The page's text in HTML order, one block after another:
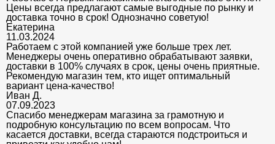
Цены всегда предлагают самые выгодные по рынку и
доставка точно в срок! Однозначно советую!
Екатерина
11.03.2024
Работаем с этой компанией уже больше трех лет.
Менеджеры очень оперативно обрабатывают заявки,
доставки в 100% случаях в срок, цены очень приятные.
Рекомендую магазин тем, кто ищет оптимальный
вариант цена-качество!
Иван Д.
07.09.2023
Спасибо менеджерам магазина за грамотную и
подробную консультацию по всем вопросам. Что
касается доставки, всегда стараются подстроиться и